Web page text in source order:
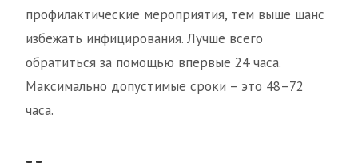
профилактические мероприятия, тем выше шанс
избежать инфицирования. Лучше всего
обратиться за помощью впервые 24 часа.
Максимально допустимые сроки – это 48–72
часа.